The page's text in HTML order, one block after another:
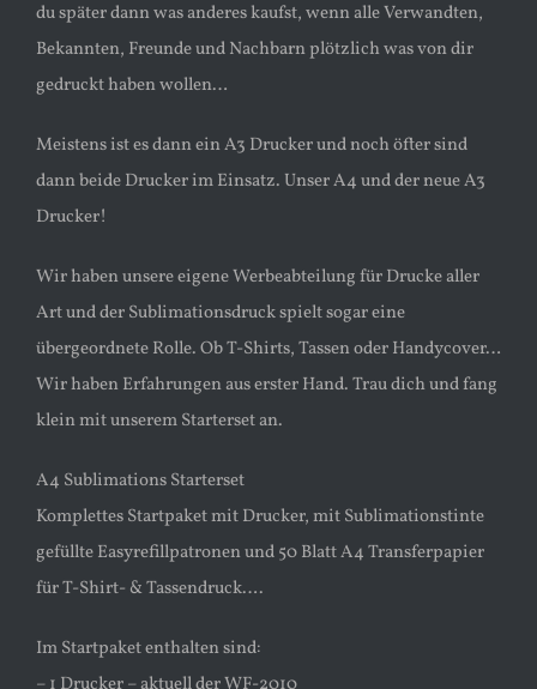
du später dann was anderes kaufst, wenn alle Verwandten,
Bekannten, Freunde und Nachbarn plötzlich was von dir
gedruckt haben wollen…
Meistens ist es dann ein A3 Drucker und noch öfter sind
dann beide Drucker im Einsatz. Unser A4 und der neue A3
Drucker!
Wir haben unsere eigene Werbeabteilung für Drucke aller
Art und der Sublimationsdruck spielt sogar eine
übergeordnete Rolle. Ob T-Shirts, Tassen oder Handycover…
Wir haben Erfahrungen aus erster Hand. Trau dich und fang
klein mit unserem Starterset an.
A4 Sublimations Starterset
Komplettes Startpaket mit Drucker, mit Sublimationstinte
gefüllte Easyrefillpatronen und 50 Blatt A4 Transferpapier
für T-Shirt- & Tassendruck….
Im Startpaket enthalten sind: